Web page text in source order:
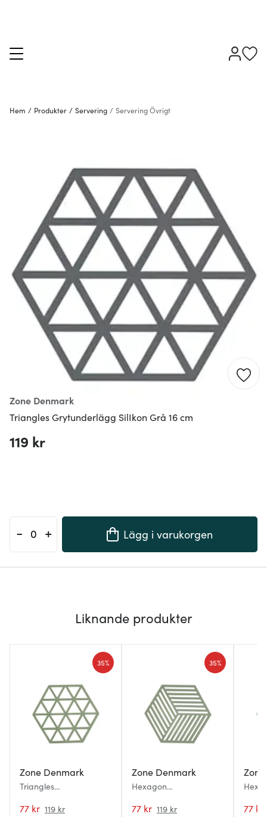
Hem / Produkter / Servering / Servering Övrigt
Zone Denmark
Triangles Grytunderlägg SilIkon Grå 16 cm
119 kr
- + Lägg i varukorgen
Liknande produkter
Zone Denmark
Triangles
Rosemary
77 kr 119 kr
35%
Zone Denmark
Hexagon
Rosemary
77 kr 119 kr
35%
Fog
77 kr